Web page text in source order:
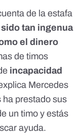
de la estafa
tan ingenua
el dinero
de timos
incapacidad
Mercedes
ha prestado sus
un timo y estás
ayuda.